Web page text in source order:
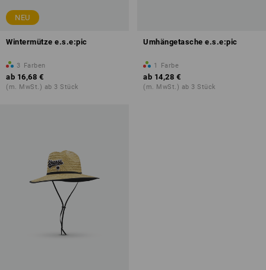
NEU
Wintermütze e.s.e:pic
3 Farben
ab 16,68 €
(m. MwSt.) ab 3 Stück
Umhängetasche e.s.e:pic
1 Farbe
ab 14,28 €
(m. MwSt.) ab 3 Stück